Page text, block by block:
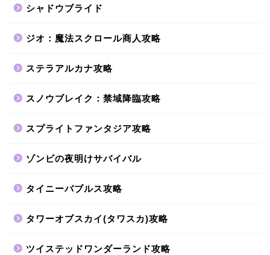
シャドウブライド
ジオ：魔法スクロール商人攻略
ステラアルカナ攻略
スノウブレイク：禁域降臨攻略
スプライトファンタジア攻略
ゾンビの夜明けサバイバル
タイニーバブルス攻略
タワーオブスカイ(タワスカ)攻略
ツイステッドワンダーランド攻略